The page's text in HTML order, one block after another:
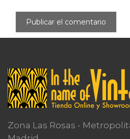
Zona Las Rosas -